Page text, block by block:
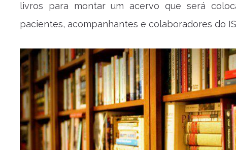
livros para montar um acervo que será
pacientes, acompanhantes e colaboradores do